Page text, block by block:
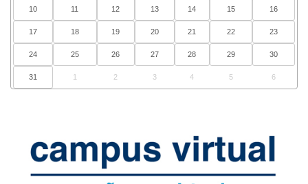
10 11 12 13 14 15 16
17 18 19 20 21 22 23
24 25 26 27 28 29 30
31 1 2 3 4 5 6